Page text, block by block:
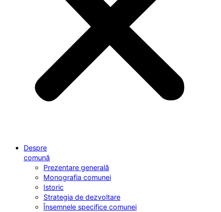
Despre
comună
Prezentare generală
Monografia comunei
Istoric
Strategia de dezvoltare
Însemnele specifice comunei